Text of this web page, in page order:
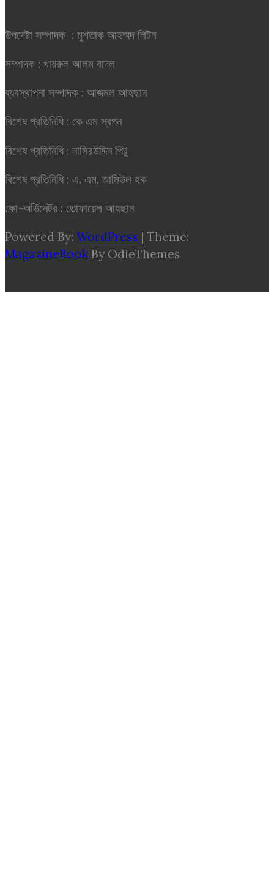
উপদেষ্টা সম্পাদক : মুশতাক আহম্মদ লিটন
সম্পাদক : খায়রুল আলম বাদল
ব্যবস্থাপনা সম্পাদক : আজমল আহছান
বিশেষ প্রতিনিধি : কে এম স্বপন
বিশেষ প্রতিনিধি : নাসিরউদ্দিন পিটু
বিশেষ প্রতিনিধি : এ. এম. জামিউল হক
কো-অর্ডিনেটর : তোফায়েল আহছান
Powered By: WordPress | Theme:
MagazineBook By OdieThemes